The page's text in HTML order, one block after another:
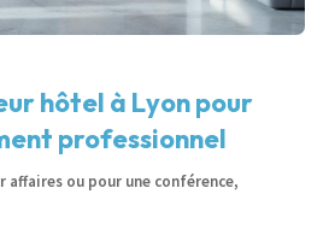
hôtel à Lyon pour
professionnel
affaires ou pour une conférence,